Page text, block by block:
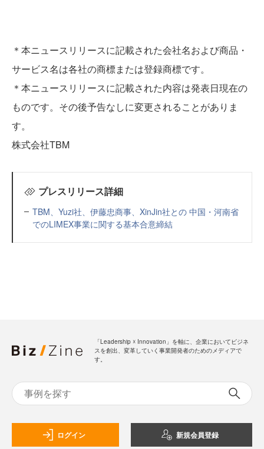
＊本ニュースリリースに記載された会社名および商品・
サービス名は各社の商標または登録商標です。
＊本ニュースリリースに記載された内容は発表日現在の
ものです。その後予告なしに変更されることがありま
す。
株式会社TBM
プレスリリース詳細
TBM、Yuzi社、伊藤忠商事、XinJin社との 中国・河南省
でのLIMEX事業に関する基本合意締結
「Leadership ☓ Innovation」を軸に、企業においてビジネ
スを創出、変革していく事業開発者のためのメディアで
す。
ログイン 新規会員登録